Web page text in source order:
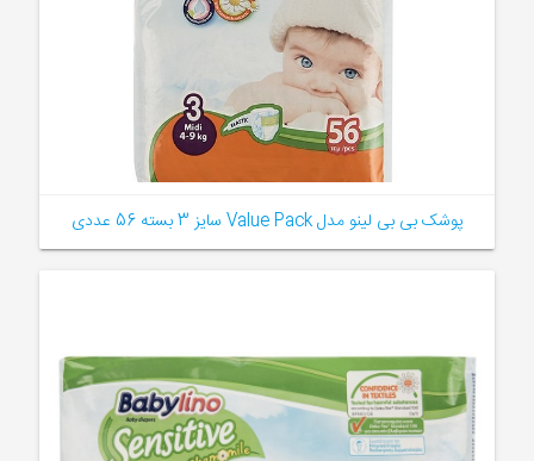
پوشک بی بی لینو مدل Value Pack سایز 3 بسته 56 عددی